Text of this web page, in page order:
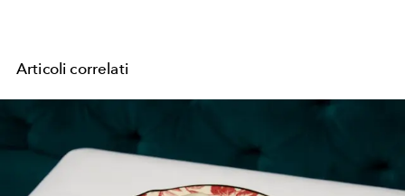
Articoli correlati